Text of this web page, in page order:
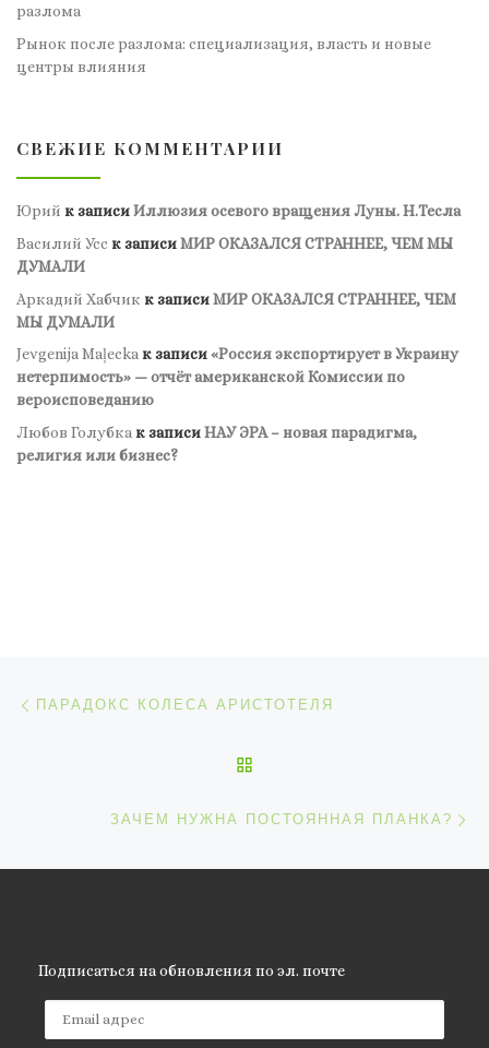
разлома
Рынок после разлома: специализация, власть и новые
центры влияния
СВЕЖИЕ КОММЕНТАРИИ
Юрий к записиИллюзия осевого вращения Луны. Н.Тесла
Василий Усс к записиМИР ОКАЗАЛСЯ СТРАННЕЕ, ЧЕМ МЫ
ДУМАЛИ
Аркадий Хабчик к записиМИР ОКАЗАЛСЯ СТРАННЕЕ, ЧЕМ
МЫ ДУМАЛИ
Jevgenija Maļeckaк записи«Россия экспортирует в Украину
нетерпимость» — отчёт американской Комиссии по
вероисповеданию
Любов Голубка к записиНАУ ЭРА – новая парадигма,
религия или бизнес?
ПАРАДОКС КОЛЕСА АРИСТОТЕЛЯ
ЗАЧЕМ НУЖНА ПОСТОЯННАЯ ПЛАНКА?
Подписаться на обновления по эл. почте